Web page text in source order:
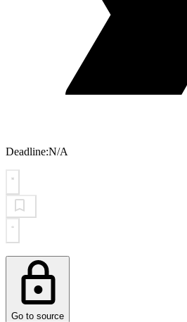
Deadline:N/A
Go to source